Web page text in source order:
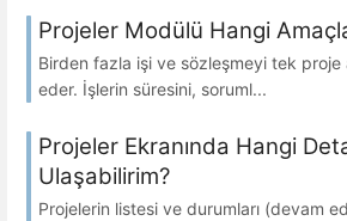
Projeler Modülü Hangi
Birden fazla işi ve sözleşmeyi tek proje
eder. İşlerin süresini, soruml...
Projeler Ekranında Hangi
Ulaşabilirim?
Projelerin listesi ve durumları (devam